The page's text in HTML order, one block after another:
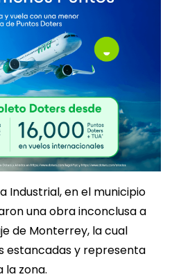
Industrial, en el municipio
una obra inconclusa a
de Monterrey, la cual
estancadas y representa
la zona.